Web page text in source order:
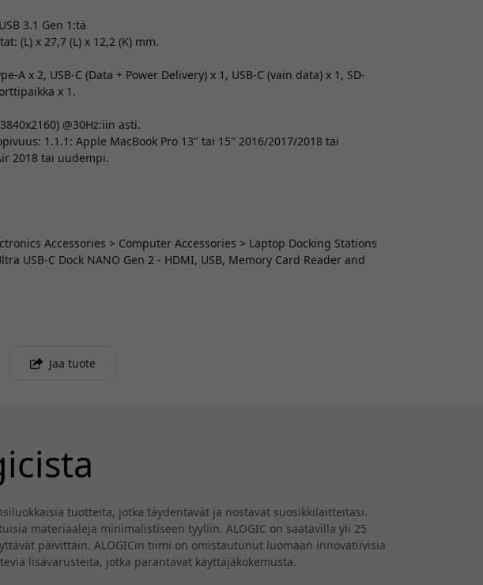
3.1 Gen 1:tä
(L) x 27,7 (L) x 12,2 (K) mm.
A x 2, USB-C (Data + Power Delivery) x 1, USB-C (vain data) x 1, SD-
x 1.
@30Hz:iin asti.
1.1.1: Apple MacBook Pro 13" tai 15" 2016/2017/2018 tai
2018 tai uudempi.
Accessories > Computer Accessories > Laptop Docking Stations
USB-C Dock NANO Gen 2 - HDMI, USB, Memory Card Reader and
Jaa tuote
tuotteita, jotka täydentävät ja nostavat suosikkilaitteitasi.
materiaaleja minimalistiseen tyyliin. ALOGIC on saatavilla yli 25
päivittäin. ALOGICin tiimi on omistautunut luomaan innovatiivisia
lisävarusteita, jotka parantavat käyttäjäkokemusta.